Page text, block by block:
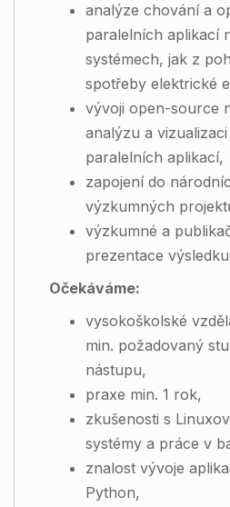
analýze chování a
paralelních aplikací
systémech, jak z
spotřeby elektrické
vývoji open-source
analýzu a
paralelních aplikací,
zapojení do
výzkumných
výzkumné a
prezentace
Očekáváme:
vysokoškolské
min. požadovaný
nástupu,
praxe min. 1 rok,
zkušenosti s
systémy a práce v
znalost vývoje
Python,